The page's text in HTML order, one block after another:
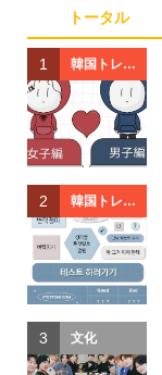
トータル
1 韓国トレン
ド
2 韓国トレン
ド
3 文化